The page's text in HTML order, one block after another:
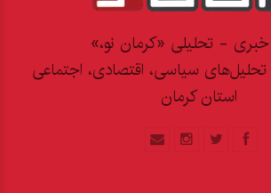
خبری - تحلیلی «کرمان نو،»
تحلیل‌های سیاسی، اقتصادی، اجتماعی
استان کرمان